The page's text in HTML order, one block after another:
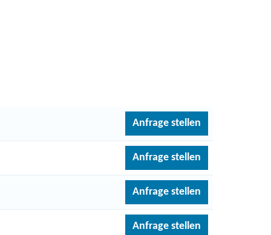
Anfrage stellen
Anfrage stellen
Anfrage stellen
Anfrage stellen